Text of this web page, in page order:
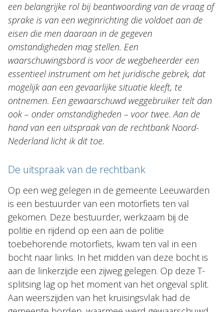
Onze mensen
Expertises
Topics
Internationaal
Nieuws
NL FR
een belangrijke rol bij beantwoording van de vraag of
sprake is van een weginrichting die voldoet aan de
eisen die men daaraan in de gegeven
omstandigheden mag stellen. Een
waarschuwingsbord is voor de wegbeheerder een
essentieel instrument om het juridische gebrek, dat
mogelijk aan een gevaarlijke situatie kleeft, te
ontnemen. Een gewaarschuwd weggebruiker telt dan
ook – onder omstandigheden – voor twee. Aan de
hand van een uitspraak van de rechtbank Noord-
Nederland licht ik dit toe.
De uitspraak van de rechtbank
Op een weg gelegen in de gemeente Leeuwarden
is een bestuurder van een motorfiets ten val
gekomen. Deze bestuurder, werkzaam bij de
politie en rijdend op een aan de politie
toebehorende motorfiets, kwam ten val in een
bocht naar links. In het midden van deze bocht is
aan de linkerzijde een zijweg gelegen. Op deze T-
splitsing lag op het moment van het ongeval split.
Aan weerszijden van het kruisingsvlak had de